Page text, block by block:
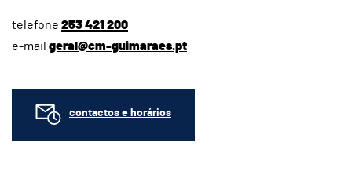
telefone 253 421 200
e-mail geral@cm-guimaraes.pt
contactos e horários